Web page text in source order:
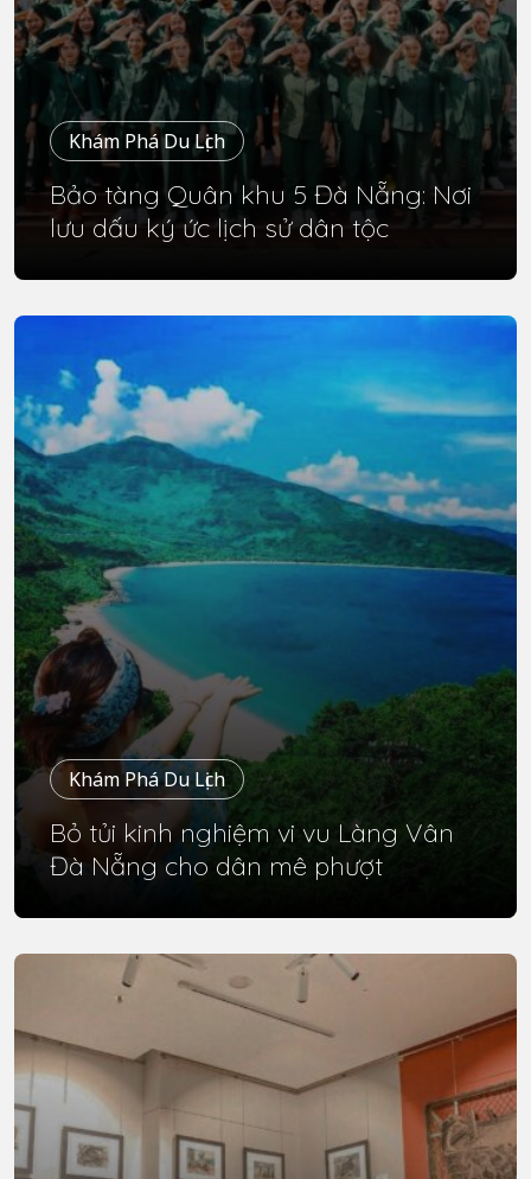
Khám Phá Du Lịch
Bảo tàng Quân khu 5 Đà Nẵng: Nơi
lưu dấu ký ức lịch sử dân tộc
Khám Phá Du Lịch
Bỏ tủi kinh nghiệm vi vu Làng Vân
Đà Nẵng cho dân mê phượt